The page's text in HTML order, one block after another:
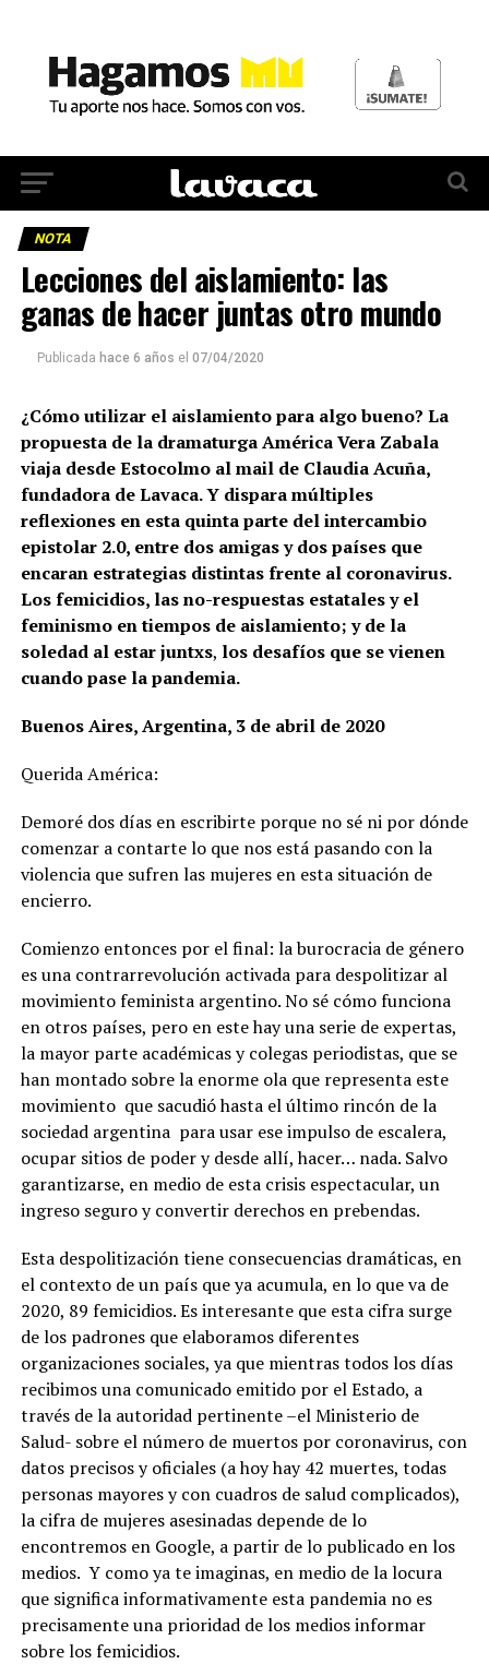
NOTA
Lecciones del aislamiento: las
ganas de hacer juntas otro mundo
Publicada hace 6 años el 07/04/2020
¿Cómo utilizar el aislamiento para algo bueno? La
propuesta de la dramaturga América Vera Zabala
viaja desde Estocolmo al mail de Claudia Acuña,
fundadora de Lavaca. Y dispara múltiples
reflexiones en esta quinta parte del intercambio
epistolar 2.0, entre dos amigas y dos países que
encaran estrategias distintas frente al coronavirus.
Los femicidios, las no-respuestas estatales y el
feminismo en tiempos de aislamiento; y de la
soledad al estar juntxs, los desafíos que se vienen
cuando pase la pandemia.
Buenos Aires, Argentina, 3 de abril de 2020
Querida América:
Demoré dos días en escribirte porque no sé ni por dónde
comenzar a contarte lo que nos está pasando con la
violencia que sufren las mujeres en esta situación de
encierro.
Comienzo entonces por el final: la burocracia de género
es una contrarrevolución activada para despolitizar al
movimiento feminista argentino. No sé cómo funciona
en otros países, pero en este hay una serie de expertas,
la mayor parte académicas y colegas periodistas, que se
han montado sobre la enorme ola que representa este
movimiento que sacudió hasta el último rincón de la
sociedad argentina para usar ese impulso de escalera,
ocupar sitios de poder y desde allí, hacer… nada. Salvo
garantizarse, en medio de esta crisis espectacular, un
ingreso seguro y convertir derechos en prebendas.
Esta despolitización tiene consecuencias dramáticas, en
el contexto de un país que ya acumula, en lo que va de
2020, 89 femicidios. Es interesante que esta cifra surge
de los padrones que elaboramos diferentes
organizaciones sociales, ya que mientras todos los días
recibimos una comunicado emitido por el Estado, a
través de la autoridad pertinente –el Ministerio de
Salud- sobre el número de muertos por coronavirus, con
datos precisos y oficiales (a hoy hay 42 muertes, todas
personas mayores y con cuadros de salud complicados),
la cifra de mujeres asesinadas depende de lo
encontremos en Google, a partir de lo publicado en los
medios. Y como ya te imaginas, en medio de la locura
que significa informativamente esta pandemia no es
precisamente una prioridad de los medios informar
sobre los femicidios.